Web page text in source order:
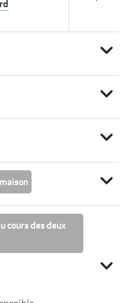
expand_more
expand_more
expand_more
expand_more
cours des deux
expand_more